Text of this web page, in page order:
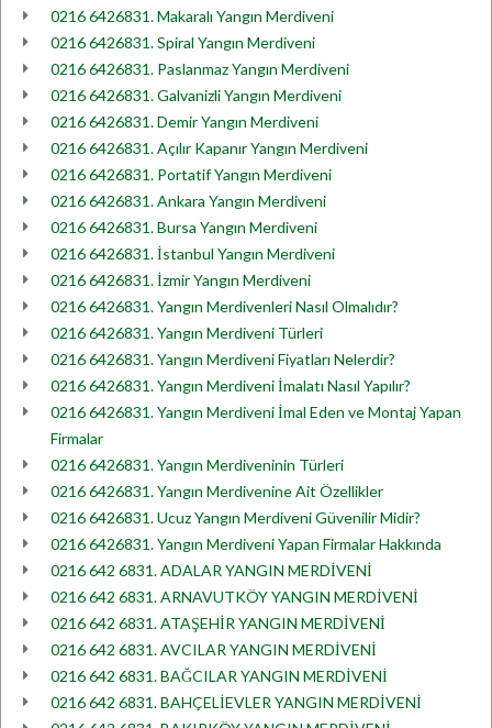
0216 6426831. Makaralı Yangın Merdiveni
0216 6426831. Spiral Yangın Merdiveni
0216 6426831. Paslanmaz Yangın Merdiveni
0216 6426831. Galvanizli Yangın Merdiveni
0216 6426831. Demir Yangın Merdiveni
0216 6426831. Açılır Kapanır Yangın Merdiveni
0216 6426831. Portatif Yangın Merdiveni
0216 6426831. Ankara Yangın Merdiveni
0216 6426831. Bursa Yangın Merdiveni
0216 6426831. İstanbul Yangın Merdiveni
0216 6426831. İzmir Yangın Merdiveni
0216 6426831. Yangın Merdivenleri Nasıl Olmalıdır?
0216 6426831. Yangın Merdiveni Türleri
0216 6426831. Yangın Merdiveni Fiyatları Nelerdir?
0216 6426831. Yangın Merdiveni İmalatı Nasıl Yapılır?
0216 6426831. Yangın Merdiveni İmal Eden ve Montaj Yapan
Firmalar
0216 6426831. Yangın Merdiveninin Türleri
0216 6426831. Yangın Merdivenine Ait Özellikler
0216 6426831. Ucuz Yangın Merdiveni Güvenilir Midir?
0216 6426831. Yangın Merdiveni Yapan Firmalar Hakkında
0216 642 6831. ADALAR YANGIN MERDİVENİ
0216 642 6831. ARNAVUTKÖY YANGIN MERDİVENİ
0216 642 6831. ATAŞEHİR YANGIN MERDİVENİ
0216 642 6831. AVCILAR YANGIN MERDİVENİ
0216 642 6831. BAĞCILAR YANGIN MERDİVENİ
0216 642 6831. BAHÇELİEVLER YANGIN MERDİVENİ